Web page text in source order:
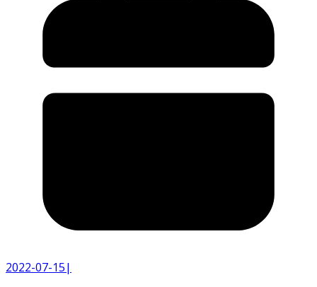
2022-07-15|